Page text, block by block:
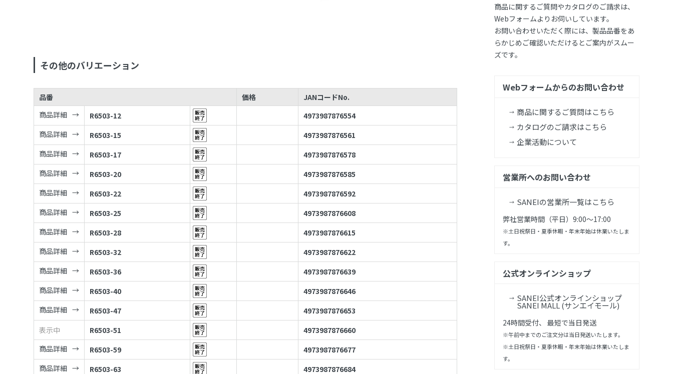
その他のバリエーション
品番 価格
JANコードNo.
商品詳細
R6503-12
4973987876554
商品詳細
R6503-15
4973987876561
商品詳細
R6503-17
4973987876578
商品詳細
R6503-20
4973987876585
商品詳細
R6503-22
4973987876592
商品詳細
R6503-25
4973987876608
商品詳細
R6503-28
4973987876615
商品詳細
R6503-32
4973987876622
商品詳細
R6503-36
4973987876639
商品詳細
R6503-40
4973987876646
商品詳細
R6503-47
4973987876653
表示中
R6503-51
4973987876660
商品詳細
R6503-59
4973987876677
商品詳細
R6503-63
4973987876684
商品に関するご質問やカタログのご請求は、
Webフォームよりお伺いしています。
お問い合わせいただく際には、製品品番をあ
らかじめご確認いただけるとご案内がスムー
ズです。
Webフォームからのお問い合わせ
商品に関するご質問はこちら
カタログのご請求はこちら
企業活動について
営業所へのお問い合わせ
SANEIの営業所一覧はこちら
弊社営業時間（平日）9:00～17:00
※土日祝祭日・夏季休暇・年末年始は休業いたしま
す。
公式オンラインショップ
SANEI公式オンラインショップ
SANEI MALL (サンエイモール)
24時間受付、 最短で当日発送
※午前中までのご注文分は当日発送いたします。
※土日祝祭日・夏季休暇・年末年始は休業いたしま
す。